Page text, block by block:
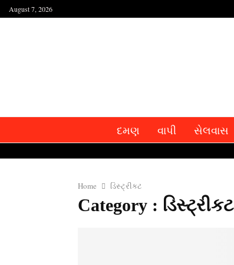
August 7, 2026
દમણ વાપી સેલવાસ
Home ડિસ્ટ્રીકટ
Category : ડિસ્ટ્રીકટ